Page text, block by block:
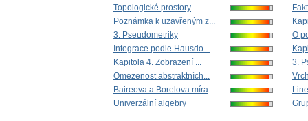
Topologické prostory
Poznámka k uzavřeným z...
3. Pseudometriky
Integrace podle Hausdo...
Kapitola 4. Zobrazení ...
Omezenost abstraktních...
Baireova a Borelova míra
Univerzální algebry
O
3.